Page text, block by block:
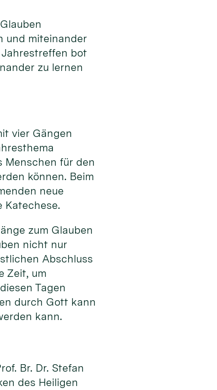
und miteinander
bot
zu lernen
vier Gängen
Menschen für den
können. Beim
neue
Katechese.
zum Glauben
nicht nur
Abschluss
Zeit, um
Tagen
durch Gott kann
kann.
Br. Dr. Stefan
des Heiligen